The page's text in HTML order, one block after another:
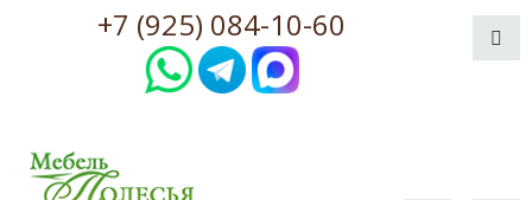
+7 (925) 084-10-60